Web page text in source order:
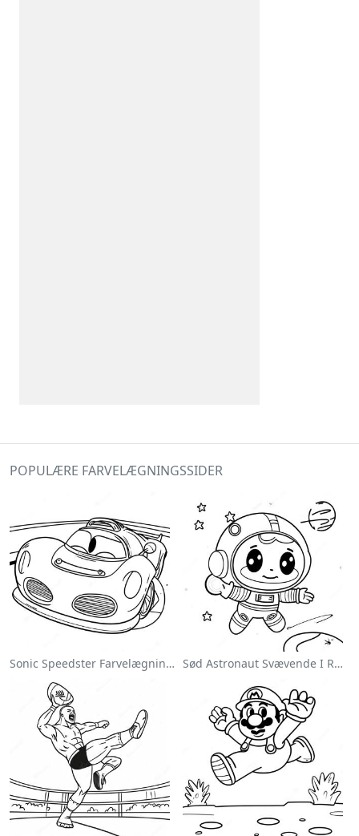
POPULÆRE FARVELÆGNINGSSIDER
Sonic Speedster Farvelægningsside Sød Astronaut Svævende I Rummet Farvelægningsside